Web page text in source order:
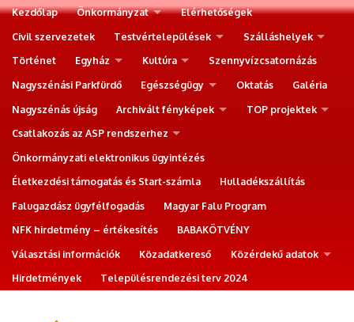
Kezdőlap Önkormányzat
Elérhetőségek
Civil szervezetek
Testvértelepülések
Szálláshelyek
Történet
Egyház Kultúra
Szennyvízcsatornázás
Nagyszénási Parkfürdő
Egészségügy Oktatás
Galéria
Nagyszénás újság
Archivált fényképek
TOP projektek
Csatlakozás az ASP rendszerhez
Önkormányzati elektronikus ügyintézés
Életkezdési támogatás és Start-számla
Hulladékszállítás
Falugazdász ügyfélfogadás
Magyar Falu Program
NFK hirdetmény – értékesítés
BABAKÖTVÉNY
Választási információk
Közadatkereső
Közérdekű adatok
Hirdetmények
Településrendezési terv 2024